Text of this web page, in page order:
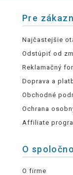
Pre
Najčastejšie
Odstúpiť od
Reklamačný
Doprava a
Obchodné
Ochrana
Affiliate
O
O firme